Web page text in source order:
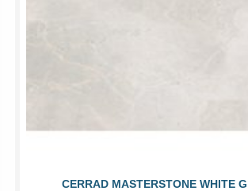
CERRAD MASTERSTONE WHITE